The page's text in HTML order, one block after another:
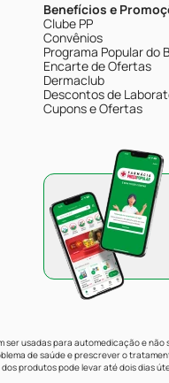
Benefícios e
Clube PP
Convênios
Programa Popular do
Encarte de Ofertas
Dermaclub
Descontos de
Cupons e Ofertas
usadas para automedicação e
de saúde e prescrever o
produtos pode levar até dois dias